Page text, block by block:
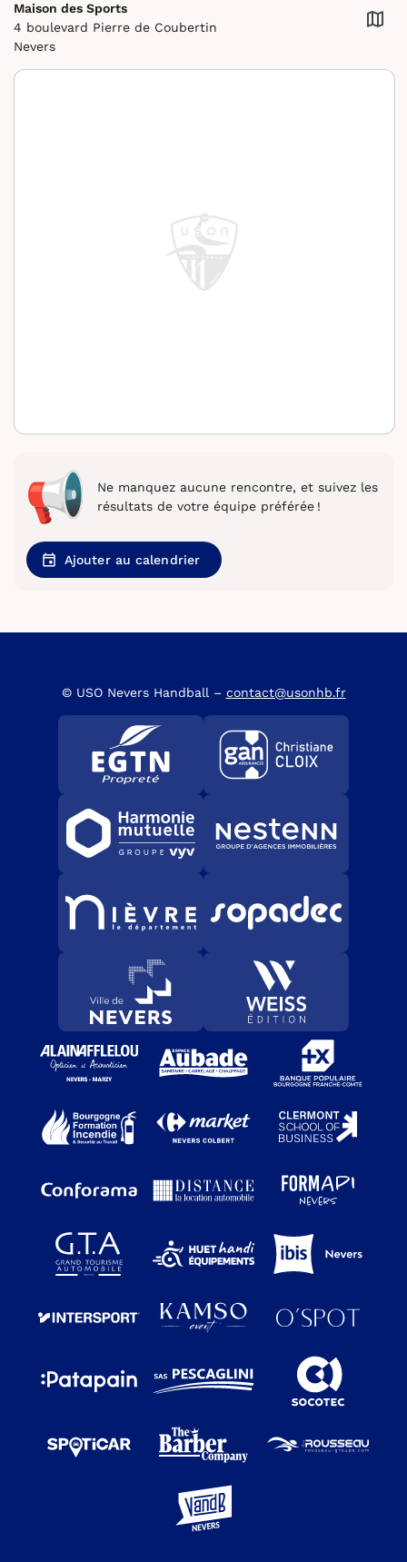
Maison des Sports
4 boulevard Pierre de Coubertin
Nevers
Ne manquez aucune rencontre, et suivez les
résultats de votre équipe préférée !
Ajouter au calendrier
© USO Nevers Handball – contact@usonhb.fr